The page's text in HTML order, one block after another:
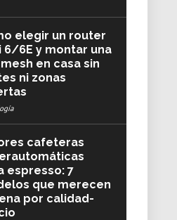
elegir un router
6/6E y montar una
en casa sin
ni zonas
cafeteras
espresso: 7
que merecen
por calidad-